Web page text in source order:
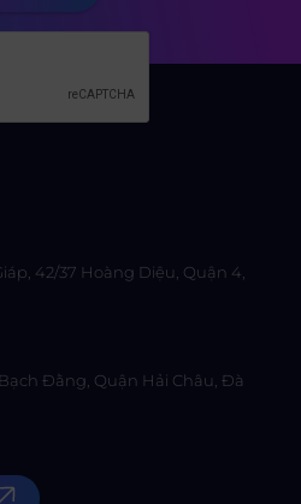
42/37 Hoàng Diệu, Quận 4,
Đằng, Quận Hải Châu, Đà